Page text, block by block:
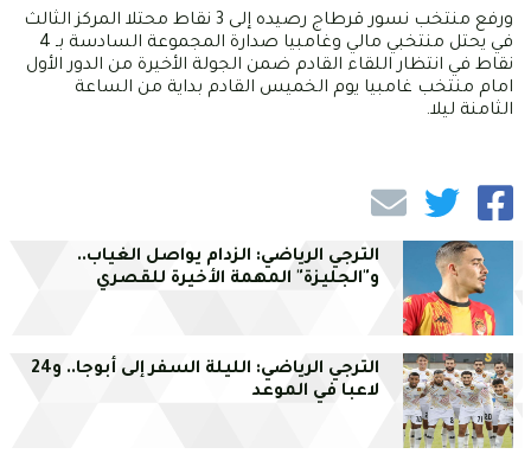
ورفع منتخب نسور قرطاج رصيده إلى 3 نقاط محتلا المركز الثالث
في يحتل منتخبي مالي وغامبيا صدارة المجموعة السادسة بـ 4
نقاط في انتظار اللقاء القادم ضمن الجولة الأخيرة من الدور الأول
امام منتخب غامبيا يوم الخميس القادم بداية من الساعة
الثامنة ليلا.
الترجي الرياضي: الزدام يواصل الغياب..
و"الجليزة" المهمة الأخيرة للقصري
الترجي الرياضي: الليلة السفر إلى أبوجا.. و24
لاعبا في الموعد